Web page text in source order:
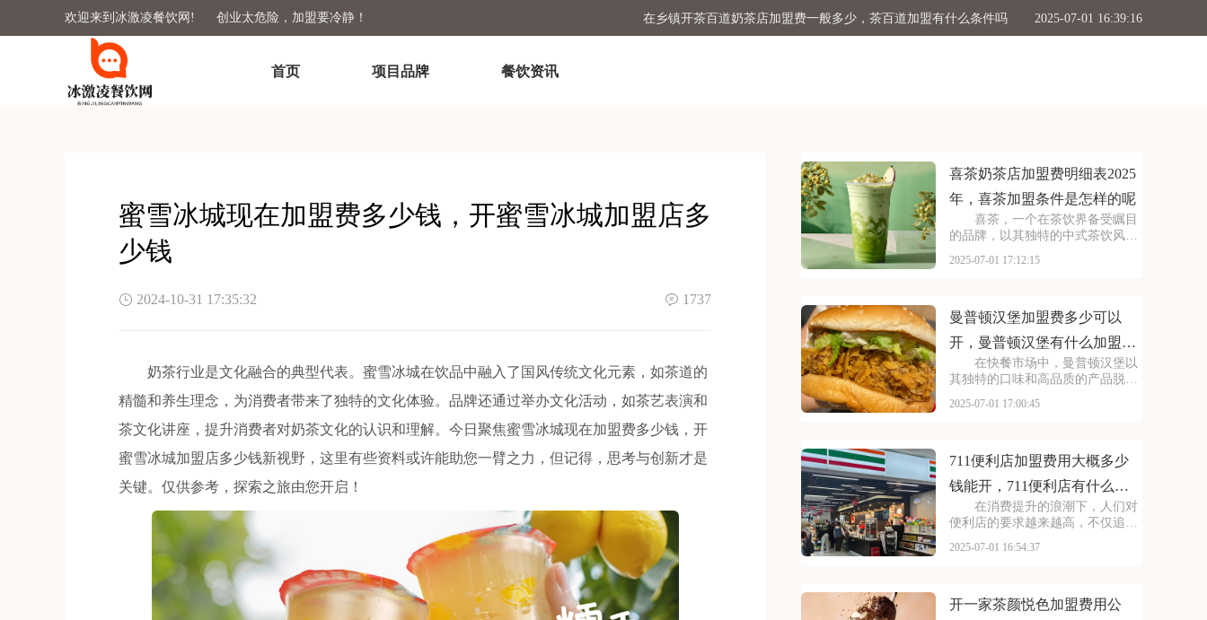
欢迎来到冰激凌餐饮网! 创业太危险，加盟要冷静！ 在乡镇开茶百道奶茶店加盟费一般多少，茶百道加盟有什么条件吗 2025-07-01 16:39:16
首页 项目品牌 餐饮资讯
蜜雪冰城现在加盟费多少钱，开蜜雪冰城加盟店多
少钱
2024-10-31 17:35:32 1737
奶茶行业是文化融合的典型代表。蜜雪冰城在饮品中融入了国风传统文化元素，如茶道的
精髓和养生理念，为消费者带来了独特的文化体验。品牌还通过举办文化活动，如茶艺表演和
茶文化讲座，提升消费者对奶茶文化的认识和理解。今日聚焦蜜雪冰城现在加盟费多少钱，开
蜜雪冰城加盟店多少钱新视野，这里有些资料或许能助您一臂之力，但记得，思考与创新才是
关键。仅供参考，探索之旅由您开启！
喜茶奶茶店加盟费明细表2025
年，喜茶加盟条件是怎样的呢
喜茶，一个在茶饮界备受瞩目
的品牌，以其独特的中式茶饮风格
费者。走进喜茶的店铺，那古色古
化。每一款茶饮都选用上
2025-07-01 17:12:15
曼普顿汉堡加盟费多少可以
开，曼普顿汉堡有什么加盟条
件呀
在快餐市场中，曼普顿汉堡以
其独特的口味和高品质的产品脱颖
择。走进曼普顿汉堡店，那浓郁的
材，搭配新鲜的蔬菜和秘制
2025-07-01 17:00:45
711便利店加盟费用大概多少
钱能开，711便利店有什么加
盟条件要求吗
在消费提升的浪潮下，人们对
便利店的要求越来越高，不仅追求
性和舒适性。711正是顺应这一趋
每一间711店铺都
2025-07-01 16:54:37
开一家茶颜悦色加盟费用公